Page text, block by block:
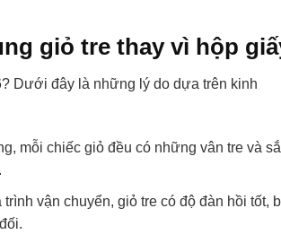
giỏ tre thay vì hộp
Dưới đây là những lý do dựa trên kinh
mỗi chiếc giỏ đều có những vân tre và
vận chuyển, giỏ tre có độ đàn hồi tốt,